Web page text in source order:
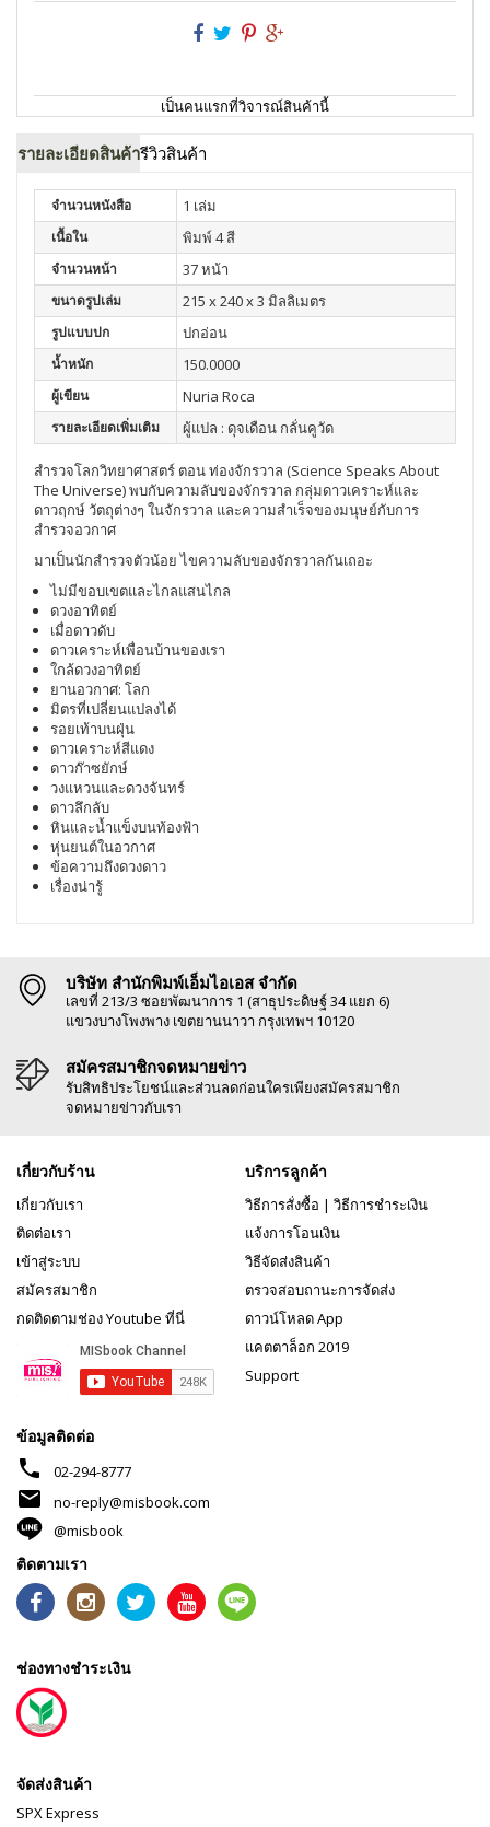
เป็นคนแรกที่วิจารณ์สินค้านี้
รายละเอียดสินค้ารีวิวสินค้า
จำนวนหนังสือ 1 เล่ม
เนื้อใน พิมพ์ 4 สี
จำนวนหน้า 37 หน้า
ขนาดรูปเล่ม 215 x 240 x 3 มิลลิเมตร
รูปแบบปก ปกอ่อน
น้ำหนัก 150.0000
ผู้เขียน Nuria Roca
รายละเอียดเพิ่มเติม ผู้แปล : ดุจเดือน กลั่นคูวัด
สำรวจโลกวิทยาศาสตร์ ตอน ท่องจักรวาล (Science Speaks About
The Universe) พบกับความลับของจักรวาล กลุ่มดาวเคราะห์และ
ดาวฤกษ์ วัตถุต่างๆ ในจักรวาล และความสำเร็จของมนุษย์กับการ
สำรวจอวกาศ
มาเป็นนักสำรวจตัวน้อย ไขความลับของจักรวาลกันเถอะ
ไม่มีขอบเขตและไกลแสนไกล
ดวงอาทิตย์
เมื่อดาวดับ
ดาวเคราะห์เพื่อนบ้านของเรา
ใกล้ดวงอาทิตย์
ยานอวกาศ: โลก
มิตรที่เปลี่ยนแปลงได้
รอยเท้าบนฝุ่น
ดาวเคราะห์สีแดง
ดาวก๊าซยักษ์
วงแหวนและดวงจันทร์
ดาวลึกลับ
หินและน้ำแข็งบนท้องฟ้า
หุ่นยนต์ในอวกาศ
ข้อความถึงดวงดาว
เรื่องน่ารู้
บริษัท สำนักพิมพ์เอ็มไอเอส จำกัด
เลขที่ 213/3 ซอยพัฒนาการ 1 (สาธุประดิษฐ์ 34 แยก 6)
แขวงบางโพงพาง เขตยานนาวา กรุงเทพฯ 10120
สมัครสมาชิกจดหมายข่าว
รับสิทธิประโยชน์และส่วนลดก่อนใครเพียงสมัครสมาชิก
จดหมายข่าวกับเรา
เกี่ยวกับร้าน
เกี่ยวกับเรา
ติดต่อเรา
เข้าสู่ระบบ
สมัครสมาชิก
กดติดตามช่อง Youtube ที่นี่
บริการลูกค้า
วิธีการสั่งซื้อ | วิธีการชำระเงิน
แจ้งการโอนเงิน
วิธีจัดส่งสินค้า
ตรวจสอบถานะการจัดส่ง
ดาวน์โหลด App
แคตตาล็อก 2019
Support
ข้อมูลติดต่อ
phone 02-294-8777
mail
no-reply@misbook.com
@misbook
ติดตามเรา
ช่องทางชำระเงิน
จัดส่งสินค้า
SPX Express